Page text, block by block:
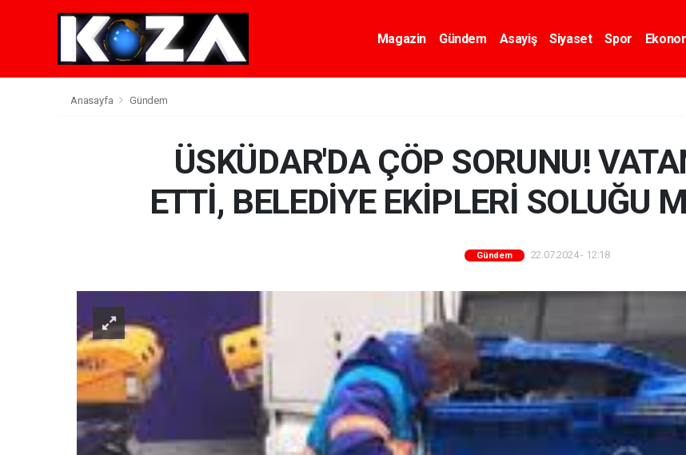
Magazin Gündem Asayiş Siyaset Spor
Anasayfa Gündem
ÜSKÜDAR'DA ÇÖP SORUNU!
ETTİ, BELEDİYE EKİPLERİ SOLUĞU
Gündem 22.07.2024 - 12:18